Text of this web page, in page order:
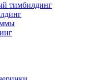
тимбилдинг